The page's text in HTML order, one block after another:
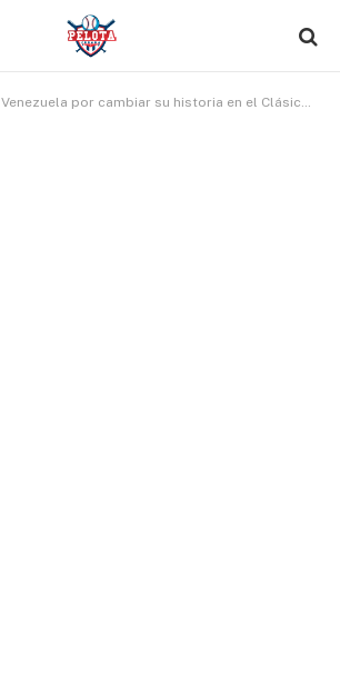
Venezuela por cambiar su historia en el Clásico Mundial de la mano del «Abusador».